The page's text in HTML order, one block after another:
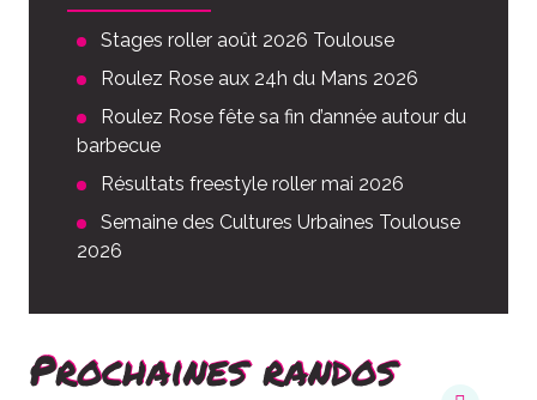
Stages roller août 2026 Toulouse
Roulez Rose aux 24h du Mans 2026
Roulez Rose fête sa fin d’année autour du
barbecue
Résultats freestyle roller mai 2026
Semaine des Cultures Urbaines Toulouse
2026
Prochaines randos